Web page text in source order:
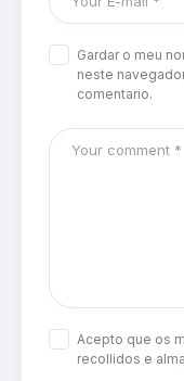
Gardar o meu
neste
comentario.
Acepto que os
recollidos e